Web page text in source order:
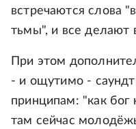
встречаются слова
тьмы", и все делают
При этом
- и ощутимо -
принципам: "как
там сейчас